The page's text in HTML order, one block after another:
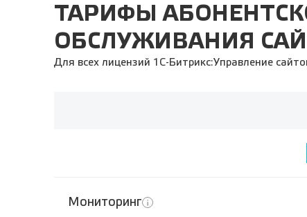
ТАРИФЫ
ОБСЛУЖИВАНИЯ
Для всех лицензий 1С-Битрикс:Управление
Мониторинг